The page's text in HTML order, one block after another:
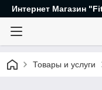
Интернет Магазин
Товары и услуги